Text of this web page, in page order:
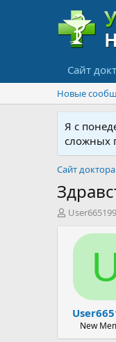
Сайт
Новые
Я с
сложных
Сайт
А
ы
New